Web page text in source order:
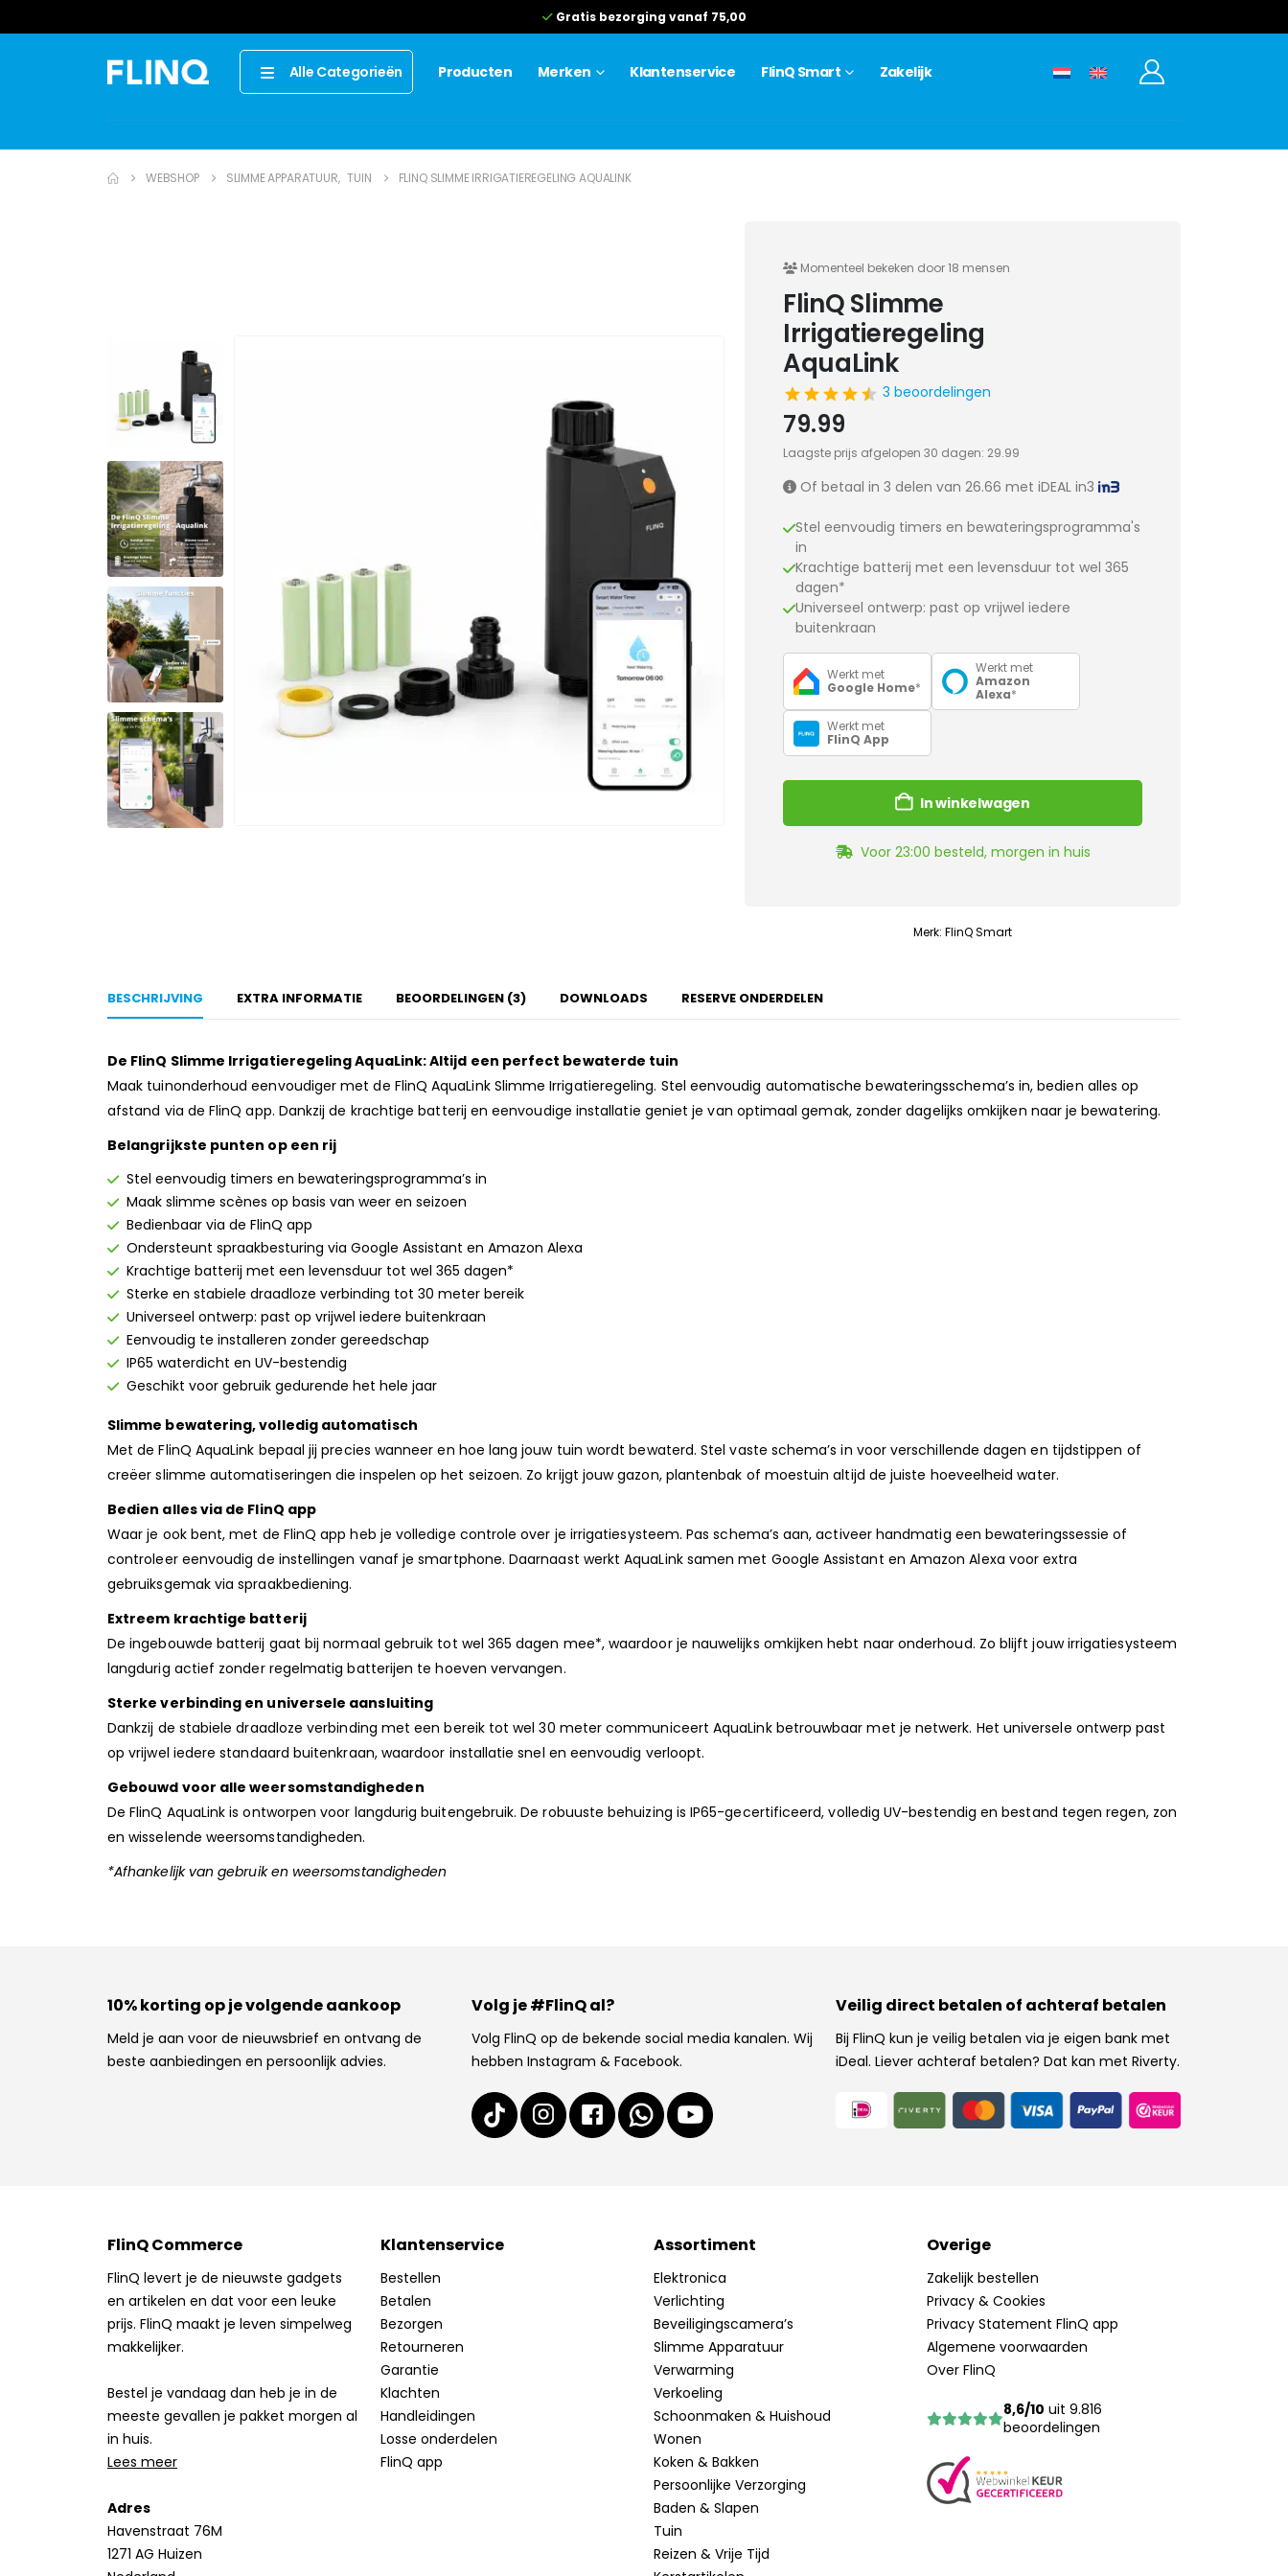
Gratis bezorging vanaf 75,00
Alle Categorieën Producten Merken Klantenservice FlinQ Smart Zakelijk
WEBSHOP SLIMME APPARATUUR, TUIN FLINQ SLIMME IRRIGATIEREGELING AQUALINK
Momenteel bekeken door 18 mensen
FlinQ Slimme
Irrigatieregeling
AquaLink
3 beoordelingen
79.99
Laagste prijs afgelopen 30 dagen: 29.99
Of betaal in 3 delen van 26.66 met iDEAL in3
Stel eenvoudig timers en bewateringsprogramma's
in
Krachtige batterij met een levensduur tot wel 365
dagen*
Universeel ontwerp: past op vrijwel iedere
buitenkraan
Werkt met
Google Home*
Werkt met
Amazon
Alexa*
Werkt met
FlinQ App
In winkelwagen
Voor 23:00 besteld, morgen in huis
Merk: FlinQ Smart
BESCHRIJVING EXTRA INFORMATIE BEOORDELINGEN (3) DOWNLOADS RESERVE ONDERDELEN
De FlinQ Slimme Irrigatieregeling AquaLink: Altijd een perfect bewaterde tuin
Maak tuinonderhoud eenvoudiger met de FlinQ AquaLink Slimme Irrigatieregeling. Stel eenvoudig automatische bewateringsschema’s in, bedien alles op
afstand via de FlinQ app. Dankzij de krachtige batterij en eenvoudige installatie geniet je van optimaal gemak, zonder dagelijks omkijken naar je bewatering.
Belangrijkste punten op een rij
Stel eenvoudig timers en bewateringsprogramma’s in
Maak slimme scènes op basis van weer en seizoen
Bedienbaar via de FlinQ app
Ondersteunt spraakbesturing via Google Assistant en Amazon Alexa
Krachtige batterij met een levensduur tot wel 365 dagen*
Sterke en stabiele draadloze verbinding tot 30 meter bereik
Universeel ontwerp: past op vrijwel iedere buitenkraan
Eenvoudig te installeren zonder gereedschap
IP65 waterdicht en UV-bestendig
Geschikt voor gebruik gedurende het hele jaar
Slimme bewatering, volledig automatisch
Met de FlinQ AquaLink bepaal jij precies wanneer en hoe lang jouw tuin wordt bewaterd. Stel vaste schema’s in voor verschillende dagen en tijdstippen of
creëer slimme automatiseringen die inspelen op het seizoen. Zo krijgt jouw gazon, plantenbak of moestuin altijd de juiste hoeveelheid water.
Bedien alles via de FlinQ app
Waar je ook bent, met de FlinQ app heb je volledige controle over je irrigatiesysteem. Pas schema’s aan, activeer handmatig een bewateringssessie of
controleer eenvoudig de instellingen vanaf je smartphone. Daarnaast werkt AquaLink samen met Google Assistant en Amazon Alexa voor extra
gebruiksgemak via spraakbediening.
Extreem krachtige batterij
De ingebouwde batterij gaat bij normaal gebruik tot wel 365 dagen mee*, waardoor je nauwelijks omkijken hebt naar onderhoud. Zo blijft jouw irrigatiesysteem
langdurig actief zonder regelmatig batterijen te hoeven vervangen.
Sterke verbinding en universele aansluiting
Dankzij de stabiele draadloze verbinding met een bereik tot wel 30 meter communiceert AquaLink betrouwbaar met je netwerk. Het universele ontwerp past
op vrijwel iedere standaard buitenkraan, waardoor installatie snel en eenvoudig verloopt.
Gebouwd voor alle weersomstandigheden
De FlinQ AquaLink is ontworpen voor langdurig buitengebruik. De robuuste behuizing is IP65-gecertificeerd, volledig UV-bestendig en bestand tegen regen, zon
en wisselende weersomstandigheden.
*Afhankelijk van gebruik en weersomstandigheden
10% korting op je volgende aankoop
Meld je aan voor de nieuwsbrief en ontvang de
beste aanbiedingen en persoonlijk advies.
Volg je #FlinQ al?
Volg FlinQ op de bekende social media kanalen. Wij
hebben Instagram & Facebook.
Veilig direct betalen of achteraf betalen
Bij FlinQ kun je veilig betalen via je eigen bank met
iDeal. Liever achteraf betalen? Dat kan met Riverty.
FlinQ Commerce
FlinQ levert je de nieuwste gadgets
en artikelen en dat voor een leuke
prijs. FlinQ maakt je leven simpelweg
makkelijker.
Bestel je vandaag dan heb je in de
meeste gevallen je pakket morgen al
in huis.
Lees meer
Adres
Havenstraat 76M
1271 AG Huizen
Klantenservice
Bestellen
Betalen
Bezorgen
Retourneren
Garantie
Klachten
Handleidingen
Losse onderdelen
FlinQ app
Assortiment
Elektronica
Verlichting
Beveiligingscamera’s
Slimme Apparatuur
Verwarming
Verkoeling
Schoonmaken & Huishoud
Wonen
Koken & Bakken
Persoonlijke Verzorging
Baden & Slapen
Tuin
Reizen & Vrije Tijd
Overige
Zakelijk bestellen
Privacy & Cookies
Privacy Statement FlinQ app
Algemene voorwaarden
Over FlinQ
8,6/10 uit 9.816
beoordelingen